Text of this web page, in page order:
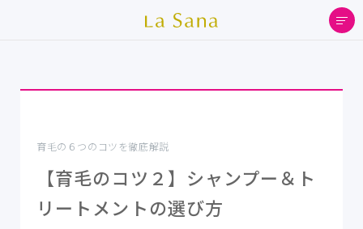
育毛の６つのコツを徹底解説
【育毛のコツ２】シャンプー＆ト
リートメントの選び方